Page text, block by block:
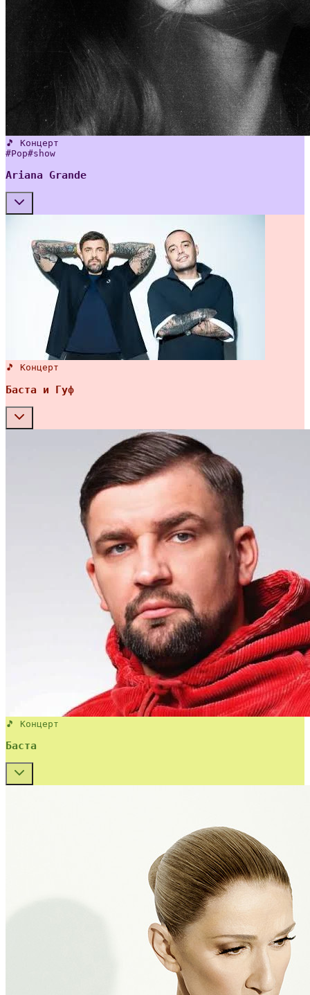
🎵 Концерт
#Pop#show
Ariana Grande
🎵 Концерт
Баста и Гуф
🎵 Концерт
Баста